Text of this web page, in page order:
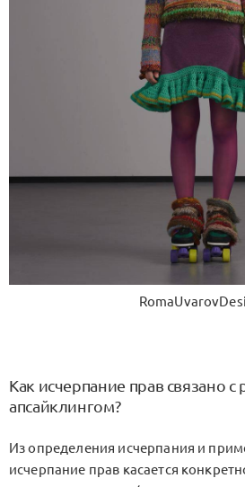
Как исчерпание прав связано
апсайклингом?
Из определения исчерпания и
исчерпание прав касается